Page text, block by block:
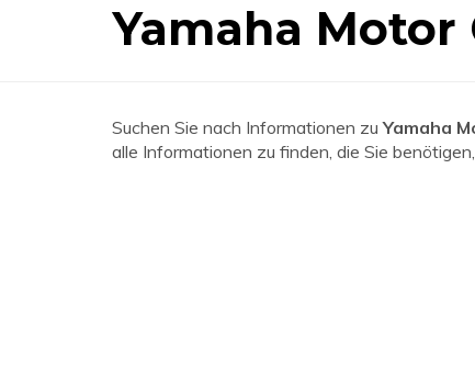
Yamaha
Suchen Sie nach Informationen zuYamaha
alle Informationen zu finden, die Sie